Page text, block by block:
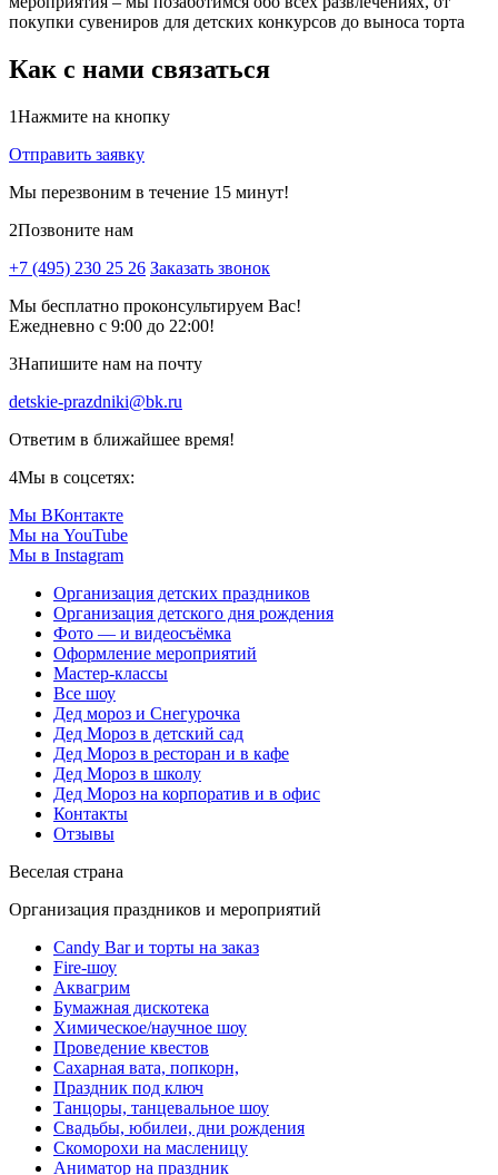
покупки сувениров для детских конкурсов до выноса торта
Как с нами связаться
1Нажмите на кнопку
Отправить заявку
Мы перезвоним в течение 15 минут!
2Позвоните нам
+7 (495) 230 25 26 Заказать звонок
Мы бесплатно проконсультируем Вас!
Ежедневно с 9:00 до 22:00!
3Напишите нам на почту
detskie-prazdniki@bk.ru
Ответим в ближайшее время!
4Мы в соцсетях:
Мы ВКонтакте
Мы на YouTube
Мы в Instagram
Организация детских праздников
Организация детского дня рождения
Фото — и видеосъёмка
Оформление мероприятий
Мастер-классы
Все шоу
Дед мороз и Снегурочка
Дед Мороз в детский сад
Дед Мороз в ресторан и в кафе
Дед Мороз в школу
Дед Мороз на корпоратив и в офис
Контакты
Отзывы
Веселая страна
Организация праздников и мероприятий
Candy Bar и торты на заказ
Fire-шоу
Аквагрим
Бумажная дискотека
Химическое/научное шоу
Проведение квестов
Сахарная вата, попкорн,
Праздник под ключ
Танцоры, танцевальное шоу
Свадьбы, юбилеи, дни рождения
Скоморохи на масленицу
Аниматор на праздник